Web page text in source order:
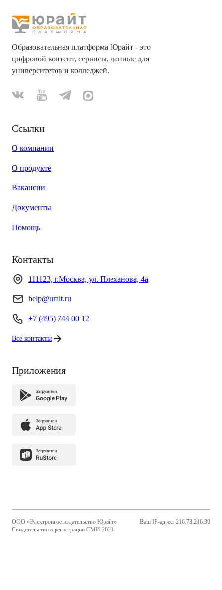
Образовательная платформа Юрайт - это
цифровой контент, сервисы, данные для
университетов и колледжей.
Ссылки
О компании
О продукте
Вакансии
Документы
Помощь
Контакты
111123, г.Москва, ул. Плеханова, 4а
help@urait.ru
+7 (495) 744 00 12
Все контакты
Приложения
ООО «Электронное издательство Юрайт»
Свидетельство о регистрации СМИ 2020
Ваш IP-адрес: 216.73.216.39